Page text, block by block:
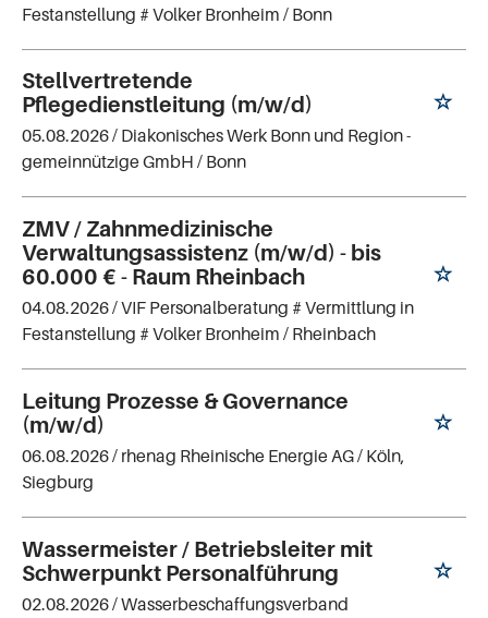
Festanstellung # Volker Bronheim / Bonn
Stellvertretende
Pflegedienstleitung (m/w/d)
05.08.2026 / Diakonisches Werk Bonn und Region -
gemeinnützige GmbH / Bonn
ZMV / Zahnmedizinische
Verwaltungsassistenz (m/w/d) - bis
60.000 € - Raum Rheinbach
04.08.2026 /VIF Personalberatung # Vermittlung in
Festanstellung # Volker Bronheim / Rheinbach
Leitung Prozesse & Governance
(m/w/d)
06.08.2026 / rhenag Rheinische Energie AG/ Köln,
Siegburg
Wassermeister / Betriebsleiter mit
Schwerpunkt Personalführung
02.08.2026 /Wasserbeschaffungsverband